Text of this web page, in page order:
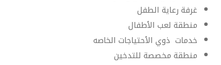
غرفة رعاية الطفل
منطقة لعب الأطفال
خدمات ذوي الأحتياجات الخاصه
منطقة مخصصة للتدخين